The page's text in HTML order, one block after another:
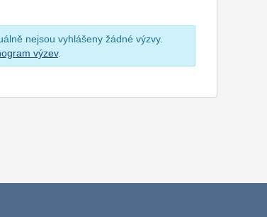
nejsou vyhlášeny žádné výzvy.
výzev.